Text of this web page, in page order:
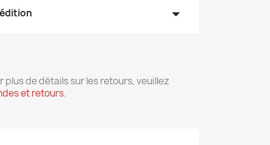
arrow_drop_down
plus de détails sur les retours, veuillez
et retours.